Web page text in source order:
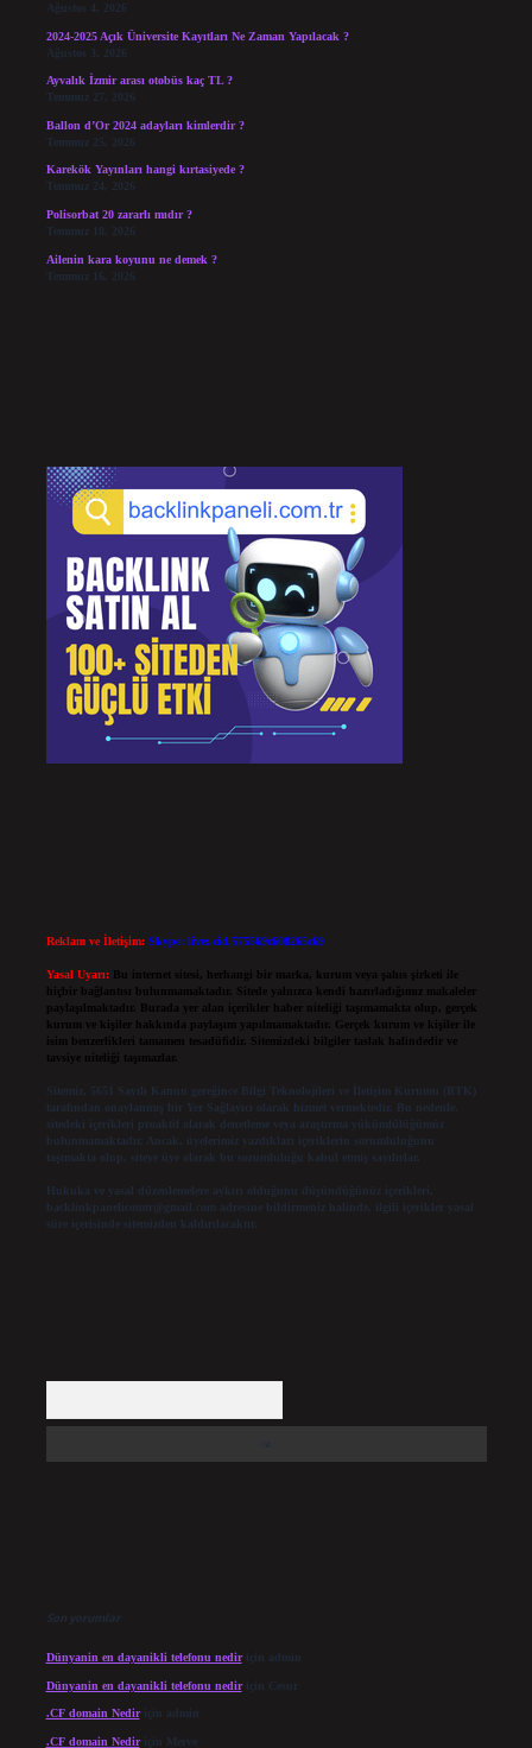
Ağustos 4, 2026
2024-2025 Açık Üniversite Kayıtları Ne Zaman Yapılacak ?
Ağustos 3, 2026
Ayvalık İzmir arası otobüs kaç TL ?
Temmuz 27, 2026
Ballon d’Or 2024 adayları kimlerdir ?
Temmuz 25, 2026
Karekök Yayınları hangi kırtasiyede ?
Temmuz 24, 2026
Polisorbat 20 zararlı mıdır ?
Temmuz 18, 2026
Ailenin kara koyunu ne demek ?
Temmuz 16, 2026
Reklam ve İletişim: Skype: live:.cid.575569c608265c69
Yasal Uyarı:
Bu internet sitesi, herhangi bir marka, kurum veya şahıs şirketi ile
hiçbir bağlantısı bulunmamaktadır. Sitede yalnızca kendi hazırladığımız makaleler
paylaşılmaktadır. Burada yer alan içerikler haber niteliği taşımamakta olup, gerçek
kurum ve kişiler hakkında paylaşım yapılmamaktadır. Gerçek kurum ve kişiler ile
isim benzerlikleri tamamen tesadüfidir. Sitemizdeki bilgiler taslak halindedir ve
tavsiye niteliği taşımazlar.
Sitemiz, 5651 Sayılı Kanun gereğince Bilgi Teknolojileri ve İletişim Kurumu (BTK)
tarafından onaylanmış bir Yer Sağlayıcı olarak hizmet vermektedir. Bu nedenle,
sitedeki içerikleri proaktif olarak denetleme veya araştırma yükümlülüğümüz
bulunmamaktadır. Ancak, üyelerimiz yazdıkları içeriklerin sorumluluğunu
taşımakta olup, siteye üye olarak bu sorumluluğu kabul etmiş sayılırlar.
Hukuka ve yasal düzenlemelere aykırı olduğunu düşündüğünüz içerikleri,
backlinkpanelicomtr@gmail.comadresine bildirmeniz halinde, ilgili içerikler yasal
süre içerisinde sitemizden kaldırılacaktır.
Son yorumlar
Dünyanin en dayanikli telefonu nediriçin admin
Dünyanin en dayanikli telefonu nediriçin Cesur
.CF domain Nediriçin admin
.CF domain Nediriçin Merve